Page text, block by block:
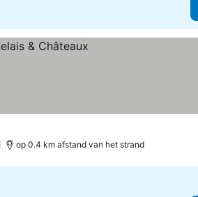
op 0.4 km afstand van het strand